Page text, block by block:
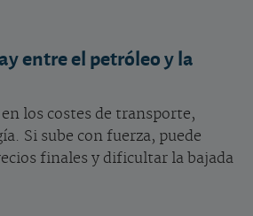
entre el petróleo y la
los costes de transporte,
Si sube con fuerza, puede
finales y dificultar la bajada